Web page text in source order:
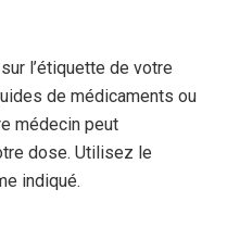
l’étiquette de votre
de médicaments ou
médecin peut
dose. Utilisez le
indiqué.